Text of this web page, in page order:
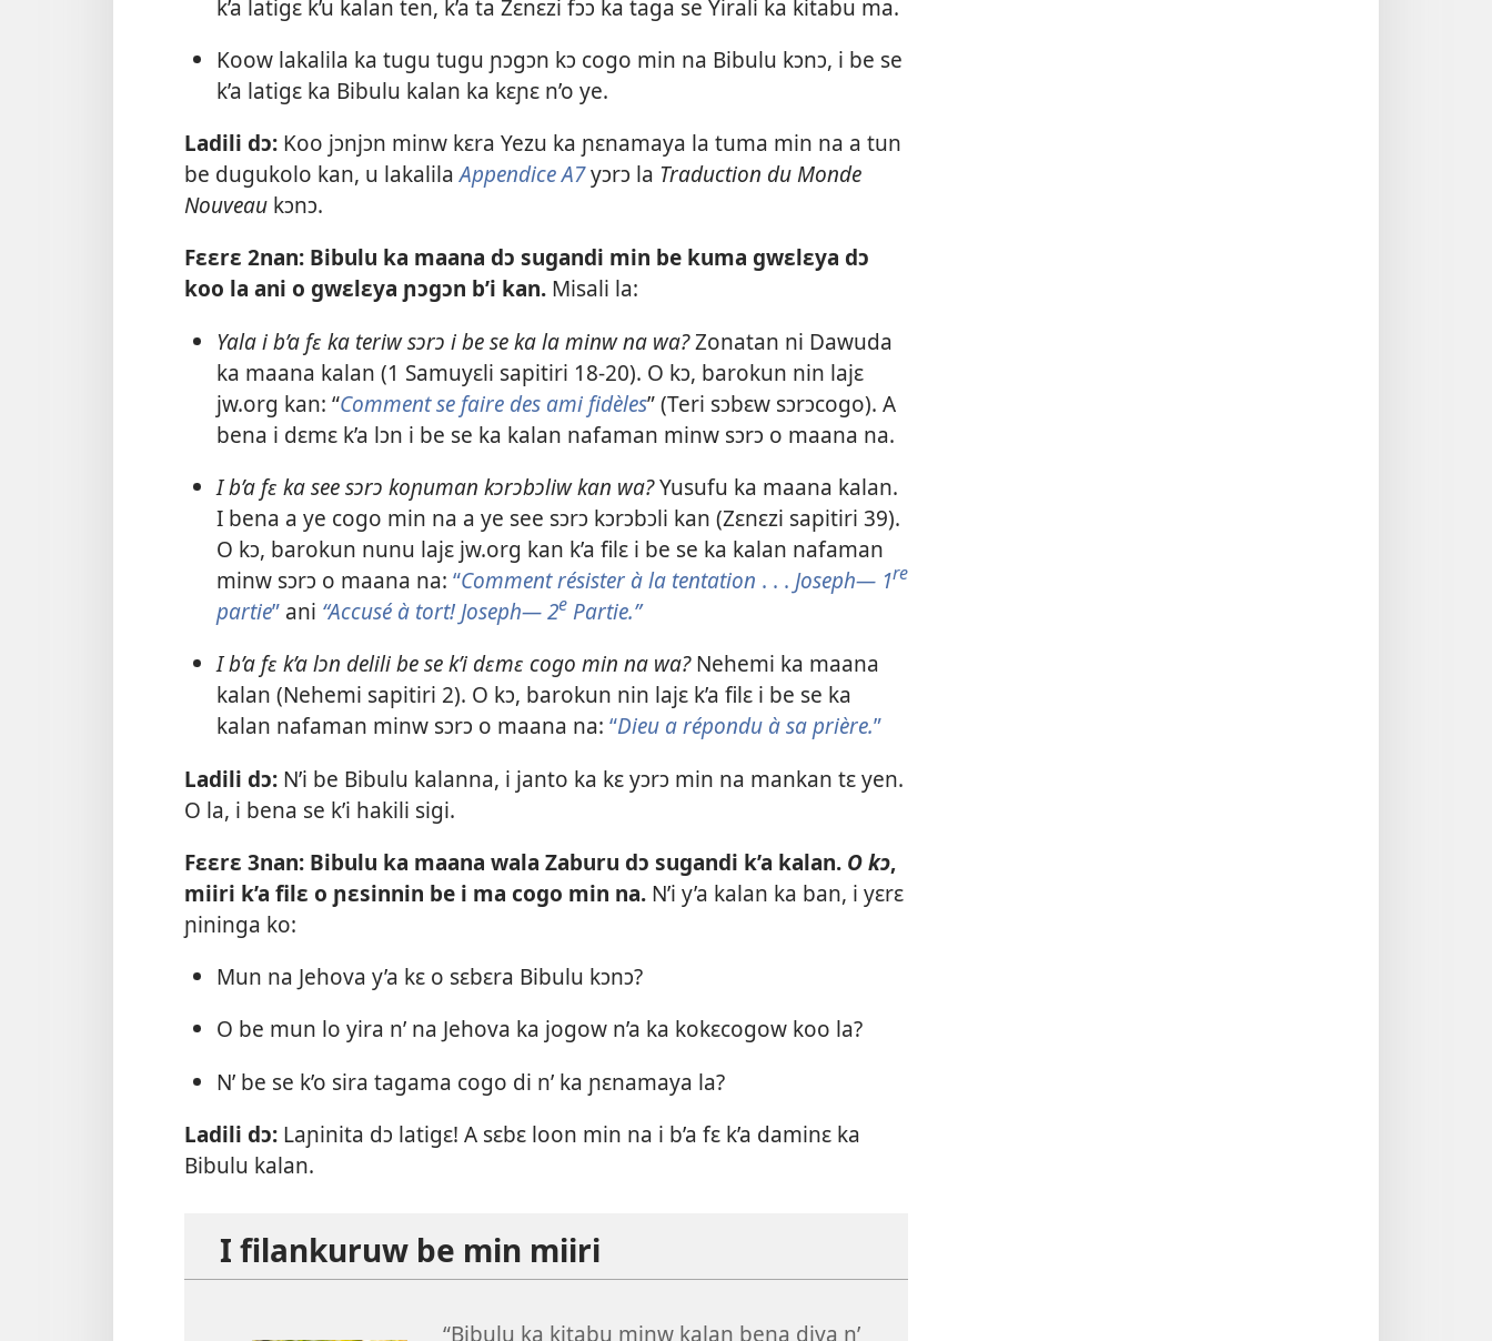
k’a latigɛ k’u kalan ten, k’a ta Zɛnɛzi fɔɔ ka taga se Yirali ka kitabu ma.
Koow lakalila ka tugu tugu ɲɔgɔn kɔ cogo min na Bibulu kɔnɔ, i be se
k’a latigɛ ka Bibulu kalan ka kɛɲɛ n’o ye.
Ladili dɔ: Koo jɔnjɔn minw kɛra Yezu ka ɲɛnamaya la tuma min na a tun
be dugukolo kan, u lakalilaAppendice A7yɔrɔ la Traduction du Monde
Nouveau kɔnɔ.
Fɛɛrɛ 2nan: Bibulu ka maana dɔ sugandi min be kuma gwɛlɛya dɔ
koo la ani o gwɛlɛya ɲɔgɔn b’i kan. Misali la:
Yala i b’a fɛ ka teriw sɔrɔ i be se ka la minw na wa?Zonatan ni Dawuda
ka maana kalan (1 Samuyɛli sapitiri 18-20). O kɔ, barokun nin lajɛ
jw.org kan: “Comment se faire des ami fidèles” (Teri sɔbɛw sɔrɔcogo). A
bena i dɛmɛ k’a lɔn i be se ka kalan nafaman minw sɔrɔ o maana na.
I b’a fɛ ka see sɔrɔ koɲuman kɔrɔbɔliw kan wa?Yusufu ka maana kalan.
I bena a ye cogo min na a ye see sɔrɔ kɔrɔbɔli kan (Zɛnɛzi sapitiri 39).
O kɔ, barokun nunu lajɛ jw.org kan k’a filɛ i be se ka kalan nafaman
minw sɔrɔ o maana na: “Comment résister à la tentation . . . Joseph— 1re
partie”ani “Accusé à tort! Joseph— 2ePartie.”
I b’a fɛ k’a lɔn delili be se k’i dɛmɛ cogo min na wa?Nehemi ka maana
kalan (Nehemi sapitiri 2). O kɔ, barokun nin lajɛ k’a filɛ i be se ka
kalan nafaman minw sɔrɔ o maana na: “Dieu a répondu à sa prière.”
Ladili dɔ: N’i be Bibulu kalanna, i janto ka kɛ yɔrɔ min na mankan tɛ yen.
O la, i bena se k’i hakili sigi.
Fɛɛrɛ 3nan: Bibulu ka maana wala Zaburu dɔ sugandi k’a kalan. O kɔ,
miiri k’a filɛ o ɲɛsinnin be i ma cogo min na. N’i y’a kalan ka ban, i yɛrɛ
ɲininga ko:
Mun na Jehova y’a kɛ o sɛbɛra Bibulu kɔnɔ?
O be mun lo yira n’ na Jehova ka jogow n’a ka kokɛcogow koo la?
N’ be se k’o sira tagama cogo di n’ ka ɲɛnamaya la?
Ladili dɔ: Laɲinita dɔ latigɛ! A sɛbɛ loon min na i b’a fɛ k’a daminɛ ka
Bibulu kalan.
I filankuruw be min miiri
“Bibulu ka kitabu minw kalan bena diya n’